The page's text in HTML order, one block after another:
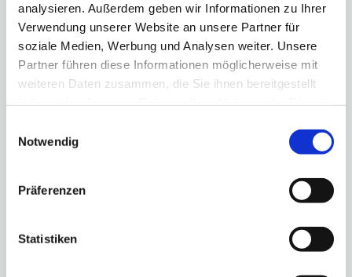
analysieren. Außerdem geben wir Informationen zu Ihrer
Verwendung unserer Website an unsere Partner für
soziale Medien, Werbung und Analysen weiter. Unsere
Partner führen diese Informationen möglicherweise mit
weiteren Daten zusammen, die Sie ihnen bereitgestellt
Notwendig
Präferenzen
Statistiken
Sich Hilfe holen ist klug
und keine Schwäche
Resignieren Sie nicht